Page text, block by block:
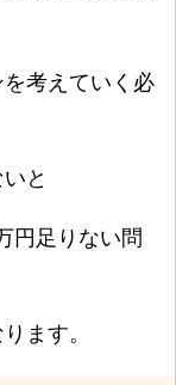
考えていく必
と
円足りない問
ます。